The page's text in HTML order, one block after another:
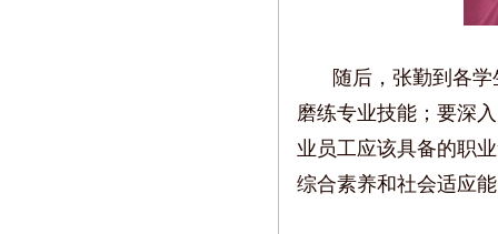
随后，张勤到各
磨练专业技能；要深
业员工应该具备的职
综合素养和社会适应